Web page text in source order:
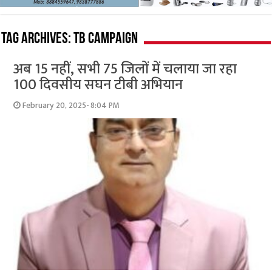
Tag Archives:TB campaign
अब 15 नहीं, सभी 75 जिलों में चलाया जा रहा
100 दिवसीय सघन टीबी अभियान
February 20, 2025- 8:04 PM